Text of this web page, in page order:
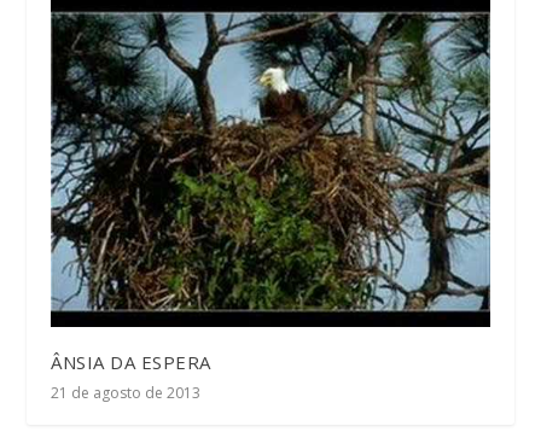
ÂNSIA DA ESPERA
21 de agosto de 2013